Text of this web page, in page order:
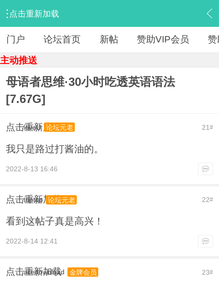
点击重新加载
› 【 资源区 】 › 『教育学习』 › 内容
门户 论坛首页 新帖 赞助VIP会员 赞
主动推送
母语者思维·30小时吃透英语语法
[7.67G]
点击重新加载 21#
loveU 论坛元老
我只是路过打酱油的。
2022-8-13 16:46
点击重新加载 22#
toptop 论坛元老
看到这帖子真是高兴！
2022-8-14 12:41
点击重新加载 23#
acedownload 金牌会员